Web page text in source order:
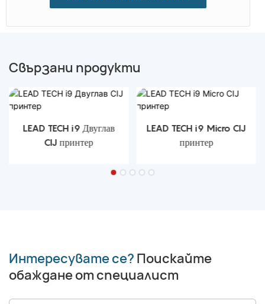
Свързани продукти
LEAD TECH i9 Двуглав
CIJ принтер
LEAD TECH i9 Micro CIJ
принтер
Интересувате се? Поискайте
обаждане от специалист